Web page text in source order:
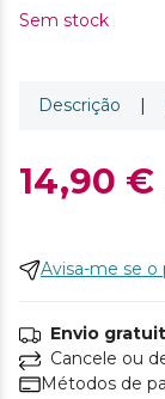
Sem stock
Descrição |
14,90 €
Avisa-me se o
Envio
Cancele ou
Métodos de